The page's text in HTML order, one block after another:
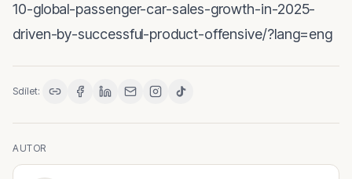
10-global-passenger-car-sales-growth-in-2025-
driven-by-successful-product-offensive/?lang=eng
Sdílet:
AUTOR